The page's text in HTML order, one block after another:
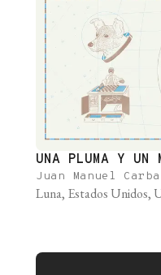
UNA PLUMA Y UN
Juan Manuel
Luna, Estados Unidos,